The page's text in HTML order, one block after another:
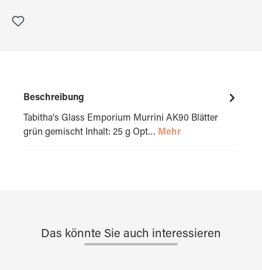
Beschreibung
Tabitha's Glass Emporium Murrini AK90 Blätter
grün gemischt Inhalt: 25 g Opt… Mehr
Das könnte Sie auch interessieren